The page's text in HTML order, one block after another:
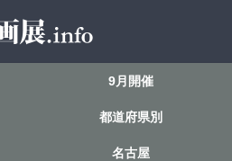
9月開催
都道府県別
名古屋